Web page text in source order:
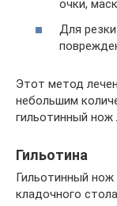
очки,
Для
Этот метод
небольшим
гильотинный нож
Гильотина
Гильотинный
кладочного